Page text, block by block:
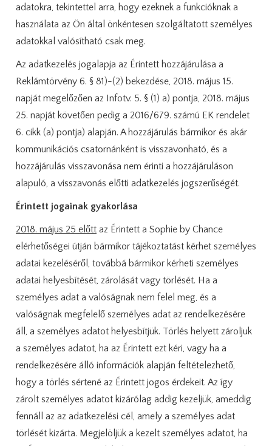
adatokra, tekintettel arra, hogy ezeknek a funkcióknak a
használata az Ön által önkéntesen szolgáltatott személyes
adatokkal valósítható csak meg.
Az adatkezelés jogalapja az Érintett hozzájárulása a
Reklámtörvény 6. § 81)-(2) bekezdése, 2018. május 15.
napját megelőzően az Infotv. 5. § (1) a) pontja, 2018. május
25. napját követően pedig a 2016/679. számú EK rendelet
6. cikk (a) pontja) alapján. A hozzájárulás bármikor és akár
kommunikációs csatornánként is visszavonható, és a
hozzájárulás visszavonása nem érinti a hozzájáruláson
alapuló, a visszavonás előtti adatkezelés jogszerűségét.
Érintett jogainak gyakorlása
2018. május 25 előtt az Érintett a Sophie by Chance
elérhetőségei útján bármikor tájékoztatást kérhet személyes
adatai kezeléséről, továbbá bármikor kérheti személyes
adatai helyesbítését, zárolását vagy törlését. Ha a
személyes adat a valóságnak nem felel meg, és a
valóságnak megfelelő személyes adat az rendelkezésére
áll, a személyes adatot helyesbítjük. Törlés helyett zároljuk
a személyes adatot, ha az Érintett ezt kéri, vagy ha a
rendelkezésére álló információk alapján feltételezhető,
hogy a törlés sértené az Érintett jogos érdekeit. Az így
zárolt személyes adatot kizárólag addig kezeljük, ameddig
fennáll az az adatkezelési cél, amely a személyes adat
törlését kizárta. Megjelöljük a kezelt személyes adatot, ha